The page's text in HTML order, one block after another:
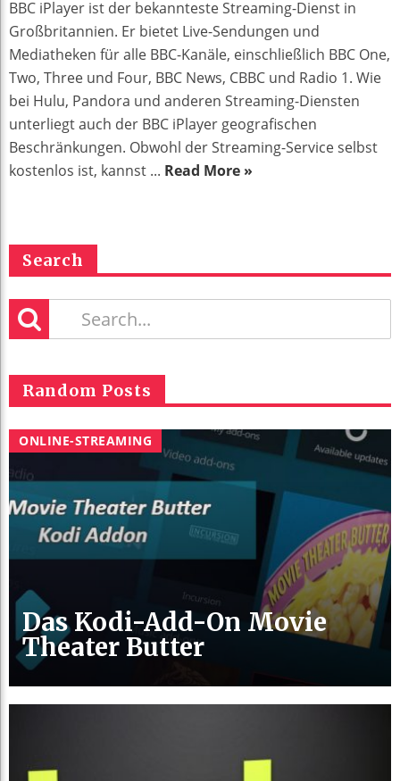
BBC iPlayer ist der bekannteste Streaming-Dienst in
Großbritannien. Er bietet Live-Sendungen und
Mediatheken für alle BBC-Kanäle, einschließlich BBC One,
Two, Three und Four, BBC News, CBBC und Radio 1. Wie
bei Hulu, Pandora und anderen Streaming-Diensten
unterliegt auch der BBC iPlayer geografischen
Beschränkungen. Obwohl der Streaming-Service selbst
kostenlos ist, kannst ... Read More »
Search
Random Posts
ONLINE-STREAMING
Das Kodi-Add-On Movie
Theater Butter